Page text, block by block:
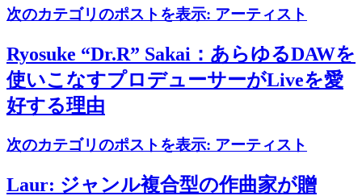
次のカテゴリのポストを表示: アーティスト
Ryosuke “Dr.R” Sakai：あらゆるDAWを
使いこなすプロデューサーがLiveを愛
好する理由
次のカテゴリのポストを表示: アーティスト
Laur: ジャンル複合型の作曲家が贈